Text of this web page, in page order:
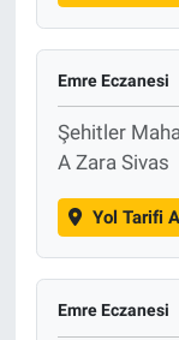
Emre Eczanesi
Şehitler
A Zara Sivas
Yol Tarifi
Emre Eczanesi